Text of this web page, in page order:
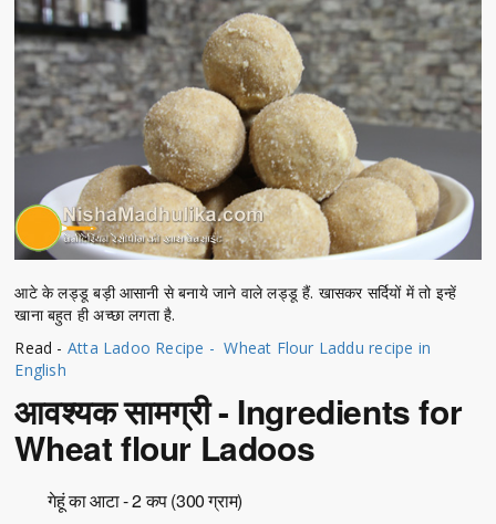
आटे के लड्डू बड़ी आसानी से बनाये जाने वाले लड्डू हैं. खासकर सर्दियों में तो इन्हें
खाना बहुत ही अच्छा लगता है.
Read - Atta Ladoo Recipe - Wheat Flour Laddu recipe in
English
आवश्यक सामग्री - Ingredients for
Wheat flour Ladoos
गेहूं का आटा - 2 कप (300 ग्राम)